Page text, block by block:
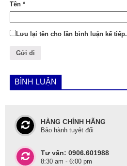
Tên *
Lưu lại tên cho lần bình luận kế tiếp.
BÌNH LUẬN
HÀNG CHÍNH HÃNG
Bảo hành tuyệt đối
Tư vấn: 0906.601988
8:30 am - 6:00 pm